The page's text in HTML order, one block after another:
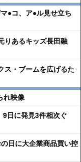
●︎コ、ア●︎ル見せ立ち
りあるキッズ長田融
ス・ブームを広げるた
れ映像
日に発見3件相次ぐ
日に大企業商品買い控